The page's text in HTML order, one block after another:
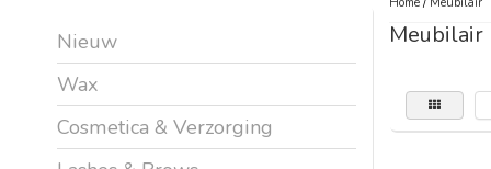
Nieuw
Wax
Cosmetica & Verzorging
Meubilair